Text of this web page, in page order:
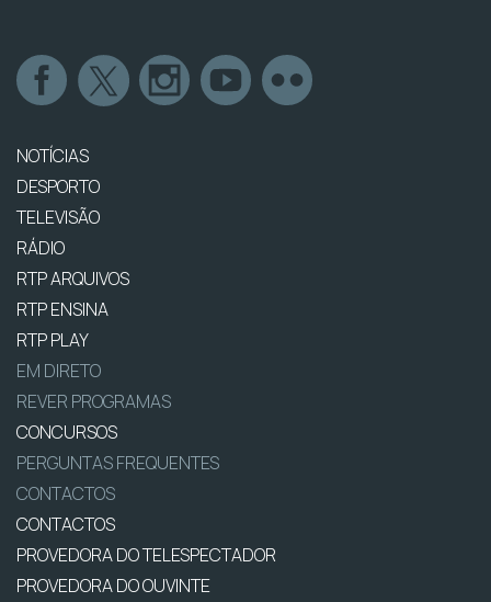
NOTÍCIAS
DESPORTO
TELEVISÃO
RÁDIO
RTP ARQUIVOS
RTP ENSINA
RTP PLAY
EM DIRETO
REVER PROGRAMAS
CONCURSOS
PERGUNTAS FREQUENTES
CONTACTOS
CONTACTOS
PROVEDORA DO TELESPECTADOR
PROVEDORA DO OUVINTE